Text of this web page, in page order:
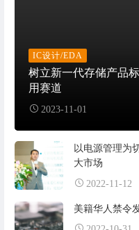
IC设计/EDA
树立新一代存储产品
用赛道
2023-11-01
以电源管理为
大市场
2022-11-12
美籍华人禁令